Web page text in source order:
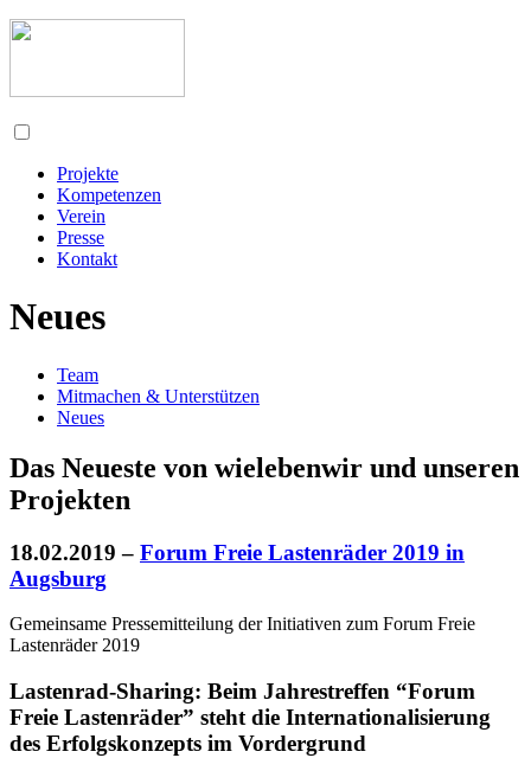
Projekte
Kompetenzen
Verein
Presse
Kontakt
Neues
Team
Mitmachen & Unterstützen
Neues
Das Neueste von wielebenwir und unseren
Projekten
18.02.2019 – Forum Freie Lastenräder 2019 in
Augsburg
Gemeinsame Pressemitteilung der Initiativen zum Forum Freie
Lastenräder 2019
Lastenrad-Sharing: Beim Jahrestreffen “Forum
Freie Lastenräder” steht die Internationalisierung
des Erfolgskonzepts im Vordergrund